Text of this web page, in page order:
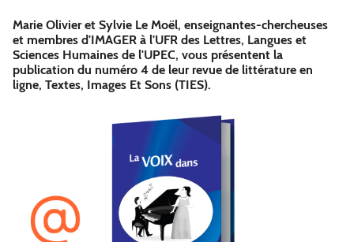
Marie Olivier et Sylvie Le Moël, enseignantes-chercheuses
et membres d'IMAGER à l'UFR des Lettres, Langues et
Sciences Humaines de l'UPEC, vous présentent la
publication du numéro 4 de leur revue de littérature en
ligne, Textes, Images Et Sons (TIES).